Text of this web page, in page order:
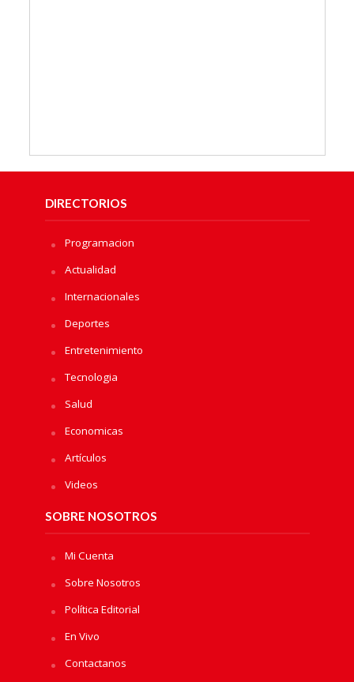
DIRECTORIOS
Programacion
Actualidad
Internacionales
Deportes
Entretenimiento
Tecnologia
Salud
Economicas
Artículos
Videos
SOBRE NOSOTROS
Mi Cuenta
Sobre Nosotros
Política Editorial
En Vivo
Contactanos